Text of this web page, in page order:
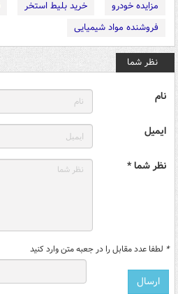
مزایده خودرو
خرید بلیط استخر
فروشنده مواد شیمیایی
نظر شما
نام
ایمیل
نظر شما *
* لطفا عدد مقابل را در جعبه متن وارد کنید